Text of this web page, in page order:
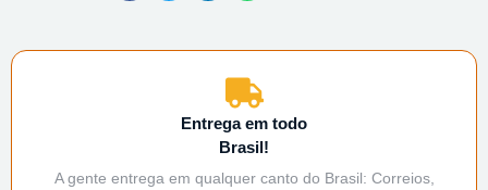
Entrega em todo
Brasil!
A gente entrega em qualquer canto do Brasil: Correios,